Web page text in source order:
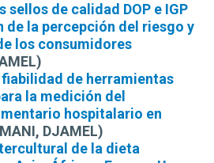
sellos de calidad DOP e IGP
de la percepción del riesgo y
los consumidores
de herramientas
la medición del
hospitalario en
DJAMEL)
de la dieta